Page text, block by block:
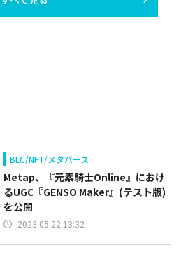
BLC/NFT/メタバース
Metap、『元素騎士Online』におけ
るUGC『GENSO Maker』(テスト版)
を公開
2023.05.22 13:32